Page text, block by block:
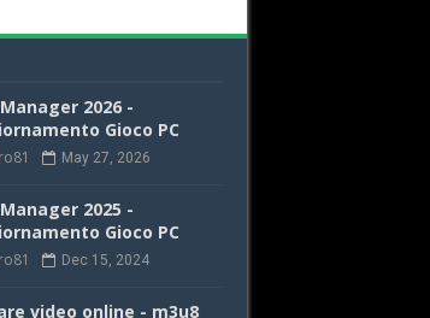
2026 -
Gioco PC
May 27, 2026
2025 -
Gioco PC
Dec 15, 2024
video online - m3u8